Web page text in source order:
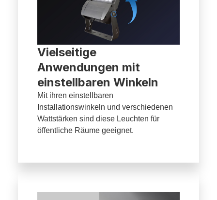
Vielseitige
Anwendungen mit
einstellbaren Winkeln
Mit ihren einstellbaren
Installationswinkeln und verschiedenen
Wattstärken sind diese Leuchten für
öffentliche Räume geeignet.